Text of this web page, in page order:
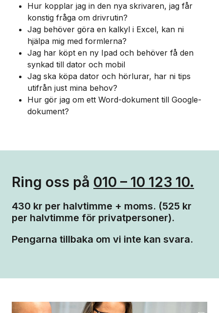
Hur kopplar jag in den nya skrivaren, jag får
konstig fråga om drivrutin?
Jag behöver göra en kalkyl i Excel, kan ni
hjälpa mig med formlerna?
Jag har köpt en ny Ipad och behöver få den
synkad till dator och mobil
Jag ska köpa dator och hörlurar, har ni tips
utifrån just mina behov?
Hur gör jag om ett Word-dokument till Google-
dokument?
Ring oss på 010 – 10 123 10.
430 kr per halvtimme + moms. (525 kr
per halvtimme för privatpersoner).
Pengarna tillbaka om vi inte kan svara.